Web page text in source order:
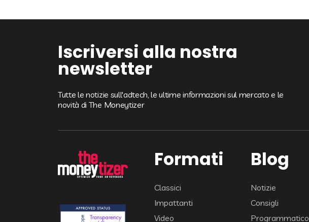
Iscriversi alla nostra
newsletter
Tutte le notizie sull'adtech, le ultime informazioni sul mercato e le
novità di The Moneytizer
Formati
Classici
Impattanti
Video
Blog
Notizie
Consigli
Programmatico